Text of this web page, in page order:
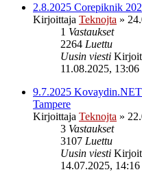
2.8.2025 Corepiknik
Kirjoittaja Teknojta »
1 Vastaukset
2264 Luettu
Uusin viesti
11.08.2025, 13:06
9.7.2025
Tampere
Kirjoittaja Teknojta »
3 Vastaukset
3107 Luettu
Uusin viesti
14.07.2025, 14:16